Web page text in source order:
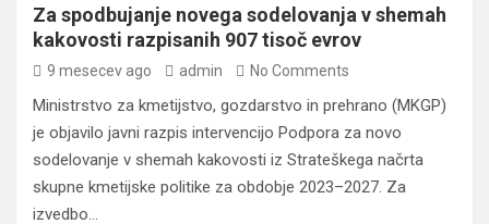
Za spodbujanje novega sodelovanja v shemah
kakovosti razpisanih 907 tisoč evrov
9 mesecev ago admin No Comments
Ministrstvo za kmetijstvo, gozdarstvo in prehrano (MKGP)
je objavilo javni razpis intervencijo Podpora za novo
sodelovanje v shemah kakovosti iz Strateškega načrta
skupne kmetijske politike za obdobje 2023–2027. Za
izvedbo…